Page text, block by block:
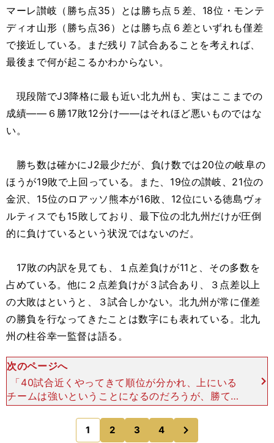
マーレ讃岐（勝ち点35）とは勝ち点５差、18位・モンテ
ディオ山形（勝ち点36）とは勝ち点６差といずれも僅差
で接近している。まだ残り７試合あることを考えれば、
最後まで何が起こるかわからない。
現段階でJ3降格に最も近い北九州も、実はここまでの
成績――６勝17敗12分け――はそれほど悪いものではな
い。
勝ち数は確かにJ2最少だが、負け数では20位の岐阜の
ほうが19敗で上回っている。また、19位の讃岐、21位の
金沢、15位のロアッソ熊本が16敗、12位にいる徳島ヴォ
ルティスでも15敗しており、最下位の北九州だけが圧倒
的に負けているという状況ではないのだ。
17敗の内訳を見ても、１点差負けが11と、その多数を
占めている。他に２点差負けが３試合あり、３点差以上
の大敗はというと、３試合しかない。北九州が常に僅差
の勝負を行なってきたことは数字にも表れている。北九
州の柱谷幸一監督は語る。
次のページへ
「40試合近くやってきて順位が分かれ、上にいる
チームは強いということになるのだろうが、勝てる
チャンスはどのチームにもあるのではないか。上の
チームにしても、下（のチーム）とやるからといっ
て、簡単に勝てる
1 2 3 4
のページへ